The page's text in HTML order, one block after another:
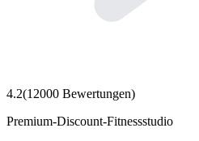
4.2(12000 Bewertungen)
Premium-Discount-Fitnessstudio